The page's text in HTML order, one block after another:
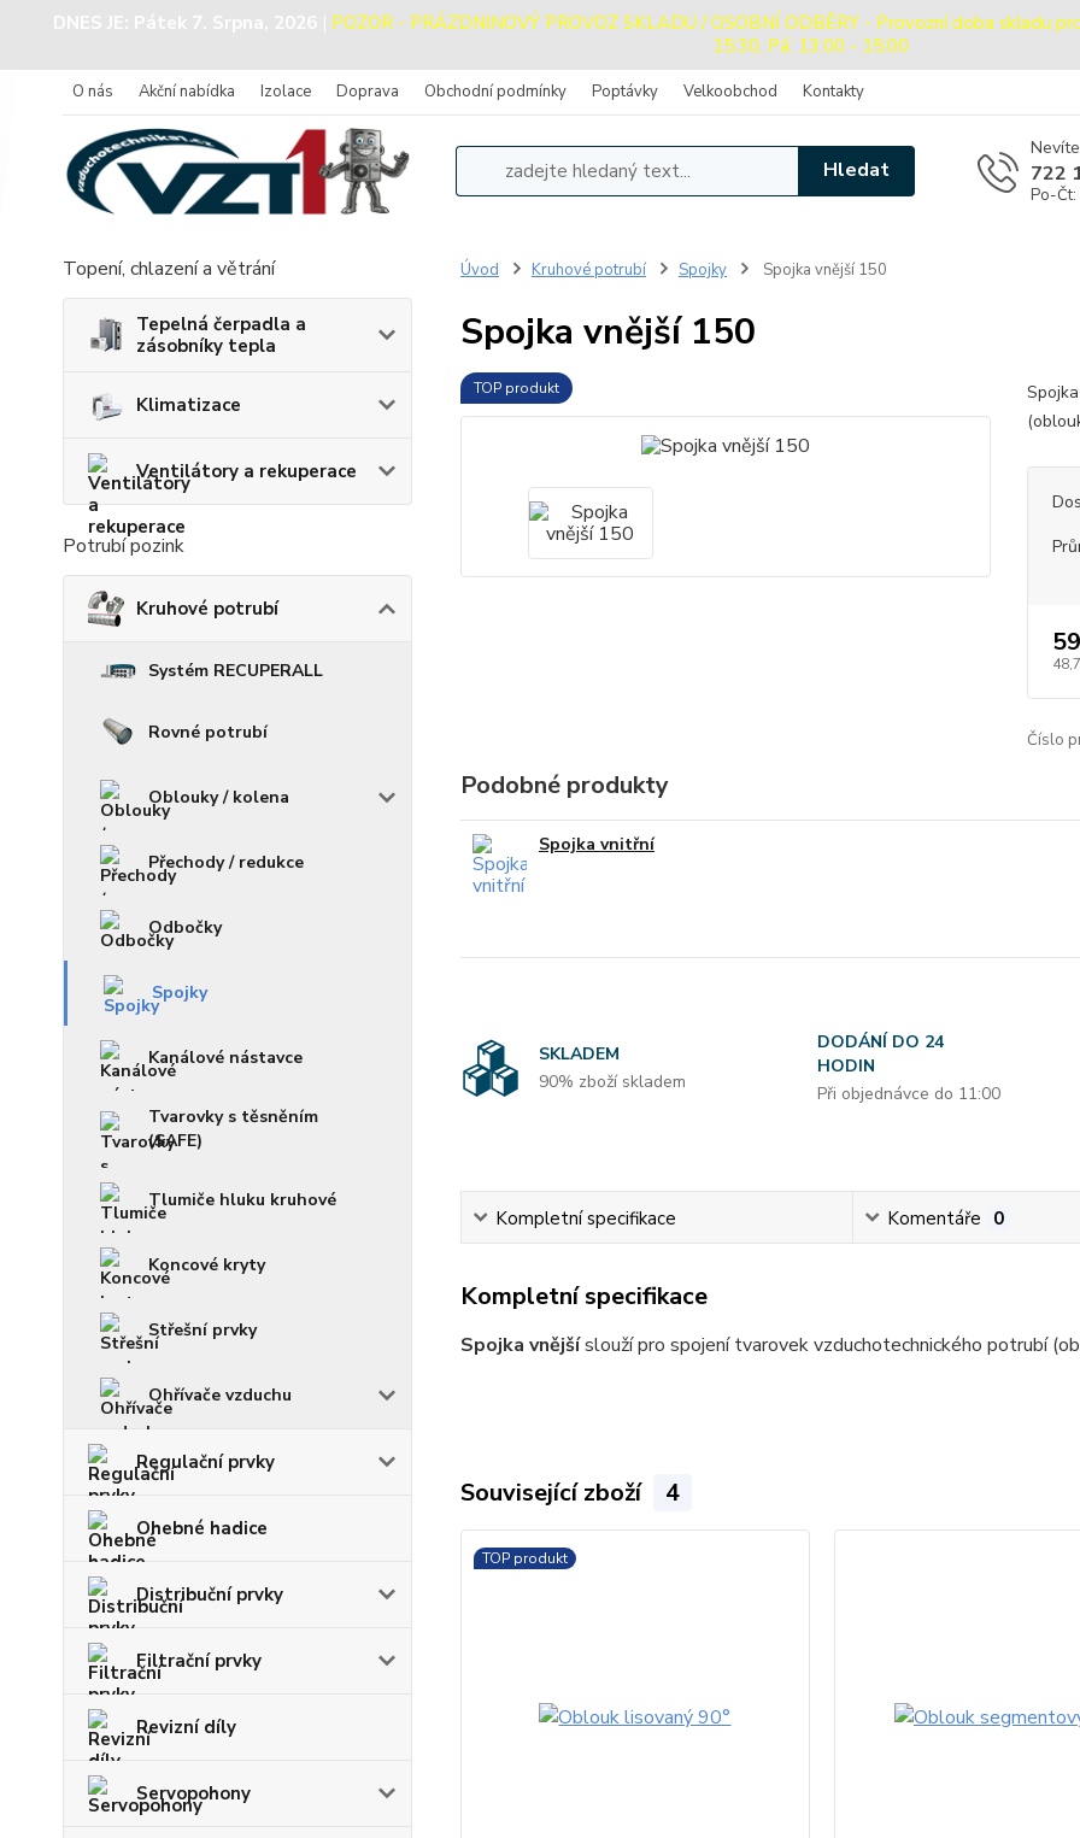
DNES JE: Pátek 7. Srpna, 2026 | POZOR - PRÁZDNINOVÝ PROVOZ SKLADU / OSOBNÍ ODBĚRY - Provozní doba skladu
15:30, Pá: 13:00 - 15:00
O nás Akční nabídka Izolace Doprava Obchodní podmínky Poptávky Velkoobchod Kontakty
Hledat 722
Po-
Topení, chlazení a větrání
Tepelná čerpadla a
zásobníky tepla
Klimatizace
Ventilátory a rekuperace
Potrubí pozink
Kruhové potrubí
Systém RECUPERALL
Rovné potrubí
Oblouky / kolena
Přechody / redukce
Odbočky
Spojky
Kanálové nástavce
Tvarovky s těsněním
(SAFE)
Tlumiče hluku kruhové
Koncové kryty
Střešní prvky
Ohřívače vzduchu
Regulační prvky
Ohebné hadice
Distribuční prvky
Filtrační prvky
Revizní díly
Servopohony
Úvod Kruhové potrubí Spojky Spojka vnější 150
Spojka vnější 150
TOP produkt
Číslo
Podobné produkty
Spojka vnitřní
SKLADEM
90% zboží skladem
DODÁNÍ DO 24
HODIN
Při objednávce do 11:00
Kompletní specifikace Komentáře 0
Kompletní specifikace
Spojka vnějšíslouží pro spojení tvarovek vzduchotechnického potrubí
Související zboží 4
TOP produkt